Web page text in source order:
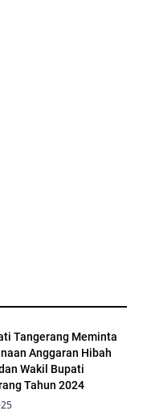
Tangerang Meminta
Anggaran Hibah
Wakil Bupati
Tahun 2024